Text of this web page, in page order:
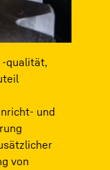
-qualität,
und
von